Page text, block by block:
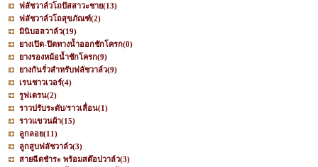
ฟลัชวาล์วโถปัสสาวะชาย(13)
ฟลัชวาล์วโถสุขภัณฑ์(2)
มินิบอลวาล์ว(19)
ยางเปิด-ปิดทางน้ำออกชักโครก(0)
ยางรองหม้อน้ำชักโครก(9)
ยางกันรั่วสำหรับฟลัชวาล์ว(9)
เรนชาวเวอร์(4)
รูฟเดรน(2)
ราวปรับระดับ/ราวเลื่อน(1)
ราวแขวนผ้า(15)
ลูกลอย(11)
ลูกสูบฟลัชวาล์ว(3)
สายฉีดชำระ พร้อมสต๊อปวาล์ว(3)